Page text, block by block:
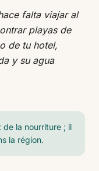
falta viajar al
playas de
de tu hotel,
y su agua
la nourriture ; il
la région.